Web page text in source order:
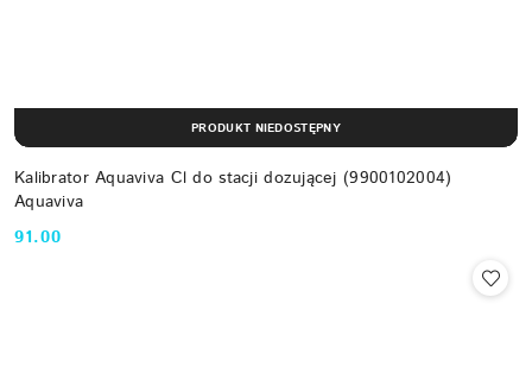
Kalibrator Aquaviva Cl do stacji dozującej (9900102004)
Aquaviva
Cena:
91.00
PRODUKT NIEDOSTĘPNY